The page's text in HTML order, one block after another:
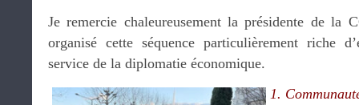
Je remercie chaleureusement la présidente de la
organisé cette séquence particulièrement riche
service de la diplomatie économique.
1.